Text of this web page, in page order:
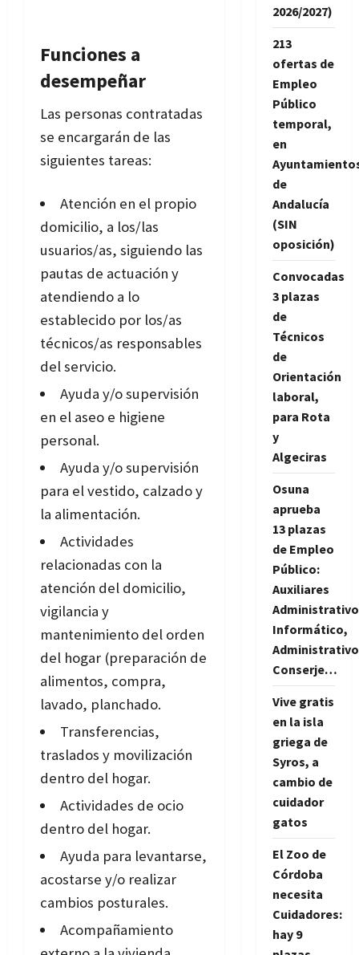
Funciones a
desempeñar
Las personas contratadas
se encargarán de las
siguientes tareas:
Atención en el propio
domicilio, a los/las
usuarios/as, siguiendo las
pautas de actuación y
atendiendo a lo
establecido por los/as
técnicos/as responsables
del servicio.
Ayuda y/o supervisión
en el aseo e higiene
personal.
Ayuda y/o supervisión
para el vestido, calzado y
la alimentación.
Actividades
relacionadas con la
atención del domicilio,
vigilancia y
mantenimiento del orden
del hogar (preparación de
alimentos, compra,
lavado, planchado.
Transferencias,
traslados y movilización
dentro del hogar.
Actividades de ocio
dentro del hogar.
Ayuda para levantarse,
acostarse y/o realizar
cambios posturales.
Acompañamiento
2026/2027)
213
ofertas de
Empleo
Público
temporal,
en
de
Andalucía
(SIN
oposición)
Convocadas
3 plazas
de
Técnicos
de
Orientación
laboral,
para Rota
y
Algeciras
Osuna
aprueba
13 plazas
de Empleo
Público:
Auxiliares
Informático,
Conserje…
Vive gratis
en la isla
griega de
Syros, a
cambio de
cuidador
gatos
El Zoo de
Córdoba
necesita
Cuidadores:
hay 9